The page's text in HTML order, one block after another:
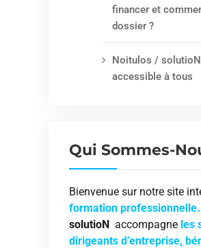
financer et
dossier ?
Noitulos /
accessible à tous
Qui Sommes-
Bienvenue sur notre site
formation professionnelle.
solutioN accompagne les
dirigeants d’entreprise,